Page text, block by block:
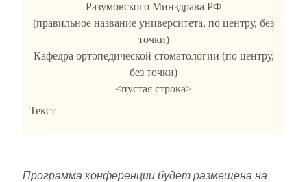
Разумовского Минздрава РФ
(правильное название университета, по центру, без
точки)
Кафедра ортопедической стоматологии (по центру,
без точки)
<пустая строка>
Текст
Программа конференции будет размещена на